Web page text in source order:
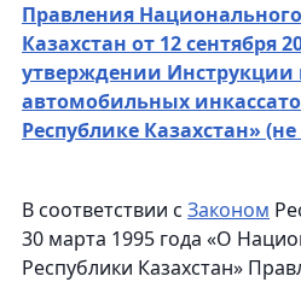
Правления
Казахстан от 12 сентября
утверждении Инструкции
автомобильных
Республике Казахстан»
В соответствии с Законом
30 марта 1995 года «О
Республики Казахстан»